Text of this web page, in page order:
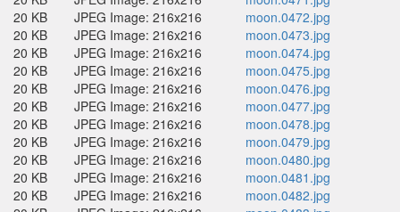
20 KB
JPEG Image: 216x216
moon.0472.jpg
20 KB
JPEG Image: 216x216
moon.0473.jpg
20 KB
JPEG Image: 216x216
moon.0474.jpg
20 KB
JPEG Image: 216x216
moon.0475.jpg
20 KB
JPEG Image: 216x216
moon.0476.jpg
20 KB
JPEG Image: 216x216
moon.0477.jpg
20 KB
JPEG Image: 216x216
moon.0478.jpg
20 KB
JPEG Image: 216x216
moon.0479.jpg
20 KB
JPEG Image: 216x216
moon.0480.jpg
20 KB
JPEG Image: 216x216
moon.0481.jpg
20 KB
JPEG Image: 216x216
moon.0482.jpg